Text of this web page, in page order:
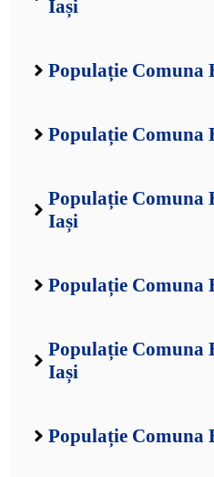
Iași
Populație Comuna
Populație Comuna
Populație Comuna
Iași
Populație Comuna
Populație Comuna
Iași
Populație Comuna